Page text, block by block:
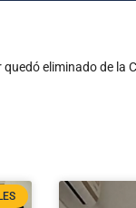
eliminado de la